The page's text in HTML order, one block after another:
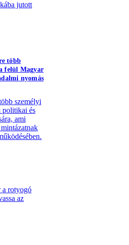
jutott
több
felül Magyar
nyomás
személyi
politikai és
ami
a rotyogó
az